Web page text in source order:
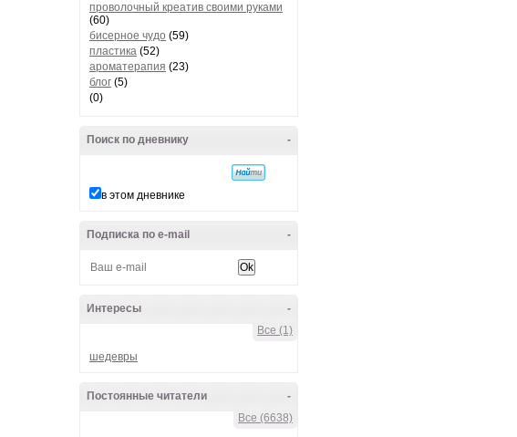
проволочный креатив своими руками
(60)
бисерное чудо (59)
пластика (52)
ароматерапия (23)
блог (5)
(0)
-
Поиск по дневнику
в этом дневнике
-
Подписка по e-mail
-
Интересы
Все (1)
шедевры
-
Постоянные читатели
Все (6638)